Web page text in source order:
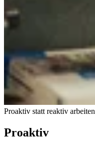
Proaktiv statt reaktiv arbeiten
Proaktiv